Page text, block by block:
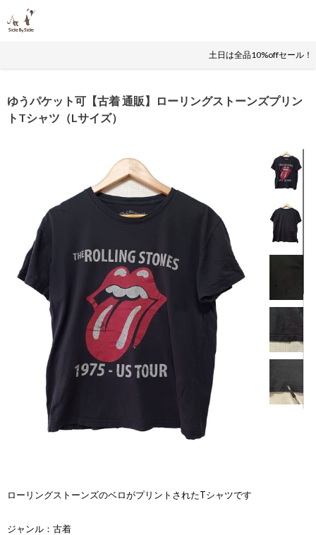
土日は全品10%offセール
ゆうパケット可【古着 通販】ローリングストーンズプリン
トTシャツ（Lサイズ）
ローリングストーンズのベロがプリントされたTシャツです
ジャンル：古着